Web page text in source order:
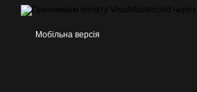
Мобільна версія